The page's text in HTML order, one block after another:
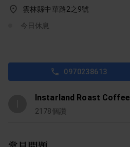
雲林縣中華路2之9號
今日休息
0970238613
Instarland Roast Coffee
2178個讚